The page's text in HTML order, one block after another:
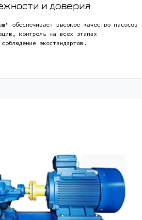
и доверия
обеспечивает высокое качество насосов
контроль на всех этапах
экостандартов.